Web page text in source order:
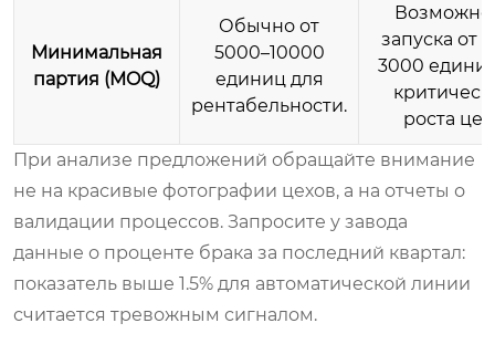
Минимальная
партия (MOQ)
Обычно от
5000–10000
единиц для
рентабельности.
запуска от
3000
роста
При анализе предложений обращайте внимание
не на красивые фотографии цехов, а на отчеты о
валидации процессов. Запросите у завода
данные о проценте брака за последний квартал:
показатель выше 1.5% для автоматической линии
считается тревожным сигналом.